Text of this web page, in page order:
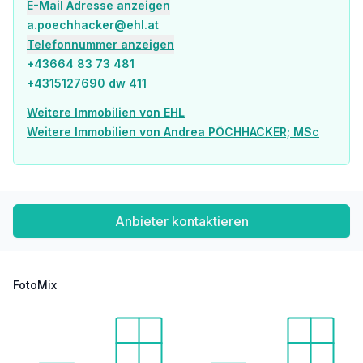
Geldautomat <250m
Bank <750m
Post <750m
Polizei <750m
Verkehr
Bus <250m
Straßenbahn <500m
Angaben Entfernung Luftlinie / Quelle: OpenStreetMap
E-Mail Adresse anzeigen
a.poechhacker@ehl.at
Telefonnummer anzeigen
+43664 83 73 481
+4315127690 dw 411
Weitere Immobilien von EHL
Weitere Immobilien von Andrea PÖCHHACKER; MSc
Anbieter kontaktieren
FotoMix